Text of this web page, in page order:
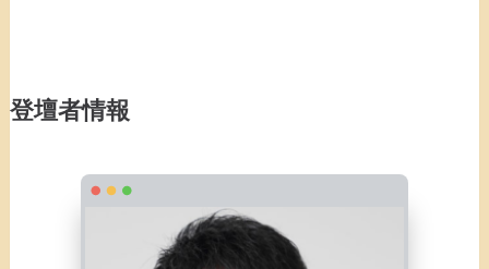
登壇者情報